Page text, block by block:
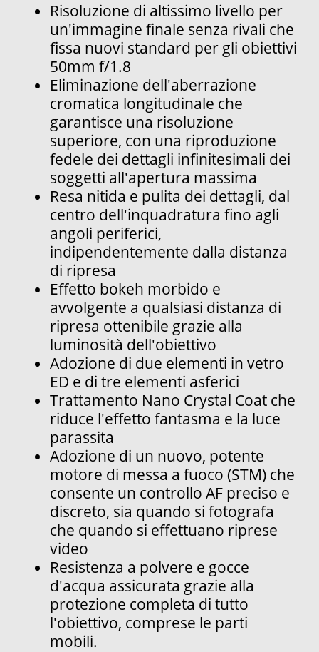
Risoluzione di altissimo livello per
un'immagine finale senza rivali che
fissa nuovi standard per gli obiettivi
50mm f/1.8
Eliminazione dell'aberrazione
cromatica longitudinale che
garantisce una risoluzione
superiore, con una riproduzione
fedele dei dettagli infinitesimali dei
soggetti all'apertura massima
Resa nitida e pulita dei dettagli, dal
centro dell'inquadratura fino agli
angoli periferici,
indipendentemente dalla distanza
di ripresa
Effetto bokeh morbido e
avvolgente a qualsiasi distanza di
ripresa ottenibile grazie alla
luminosità dell'obiettivo
Adozione di due elementi in vetro
ED e di tre elementi asferici
Trattamento Nano Crystal Coat che
riduce l'effetto fantasma e la luce
parassita
Adozione di un nuovo, potente
motore di messa a fuoco (STM) che
consente un controllo AF preciso e
discreto, sia quando si fotografa
che quando si effettuano riprese
video
Resistenza a polvere e gocce
d'acqua assicurata grazie alla
protezione completa di tutto
l'obiettivo, comprese le parti
mobili.